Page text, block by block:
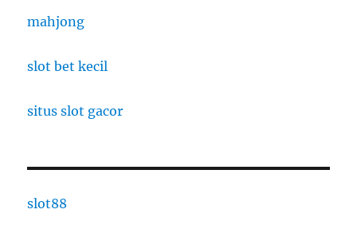
mahjong
slot bet kecil
situs slot gacor
slot88